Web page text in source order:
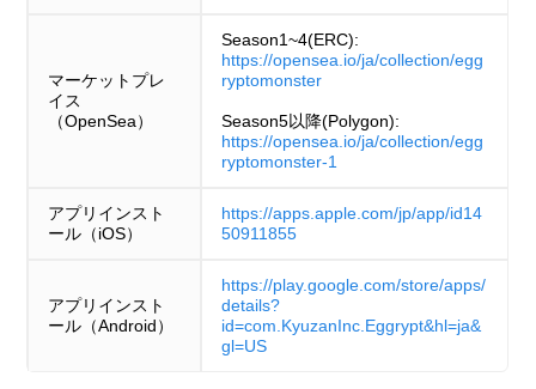
マーケットプレ
イス
（OpenSea）
Season1~4(ERC):
https://opensea.io/ja/collection/egg
ryptomonster
Season5以降(Polygon):
https://opensea.io/ja/collection/egg
ryptomonster-1
アプリインスト
ール（iOS）
https://apps.apple.com/jp/app/id14
50911855
アプリインスト
ール（Android）
https://play.google.com/store/apps/
details?
id=com.KyuzanInc.Eggrypt&hl=ja&
gl=US